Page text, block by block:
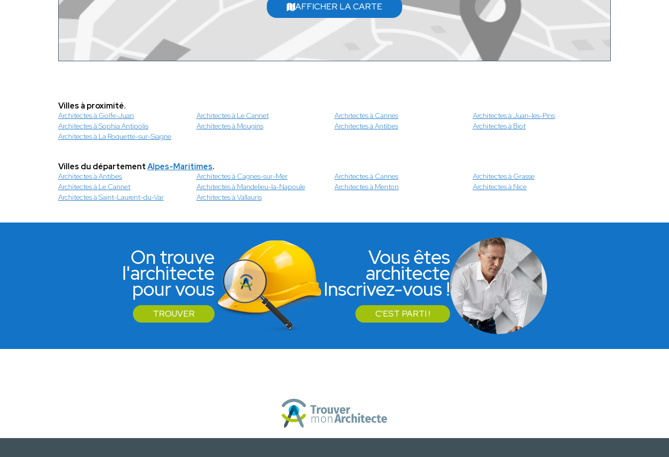
AFFICHER LA CARTE
Villes à proximité.
Architectes à Golfe-Juan Architectes à Le Cannet Architectes à Cannes
Architectes à Juan-les-Pins
Architectes à Sophia Antipolis
Architectes à Mougins Architectes à Antibes
Architectes à Biot
Architectes à La Roquette-sur-Siagne
Villes du départementAlpes-Maritimes.
Architectes à Antibes Architectes à Cagnes-sur-Mer Architectes à Cannes
Architectes à Grasse
Architectes à Le Cannet
Architectes à Mandelieu-la-Napoule Architectes à Menton
Architectes à Nice
Architectes à Saint-Laurent-du-Var
Architectes à Vallauris
On trouve
l'architecte
pour vous
TROUVER
Vous êtes
architecte
Inscrivez-vous !
C'EST PARTI !